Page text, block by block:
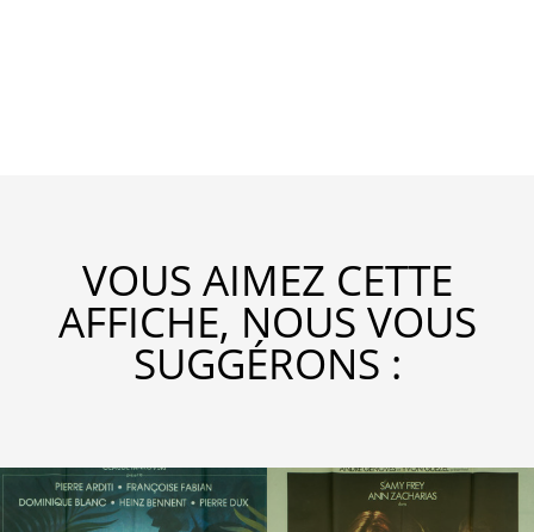
VOUS AIMEZ CETTE
AFFICHE, NOUS VOUS
SUGGÉRONS :